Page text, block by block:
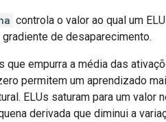
controla o valor ao qual um
de desaparecimento.
que empurra a média das
permitem um aprendizado
ELUs saturam para um valor
derivada que diminui a